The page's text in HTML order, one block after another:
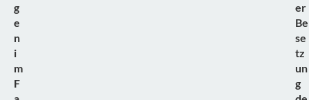
g
e
n
i
m
F
er
Be
se
tz
un
g